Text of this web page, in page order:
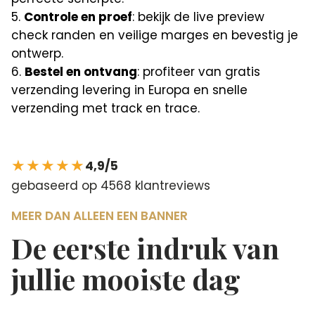
Controle en proef: bekijk de live preview
check randen en veilige marges en bevestig je
ontwerp.
Bestel en ontvang: profiteer van gratis
verzending levering in Europa en snelle
verzending met track en trace.
★★★★★4,9/5
gebaseerd op 4568 klantreviews
MEER DAN ALLEEN EEN BANNER
De eerste indruk van
jullie mooiste dag